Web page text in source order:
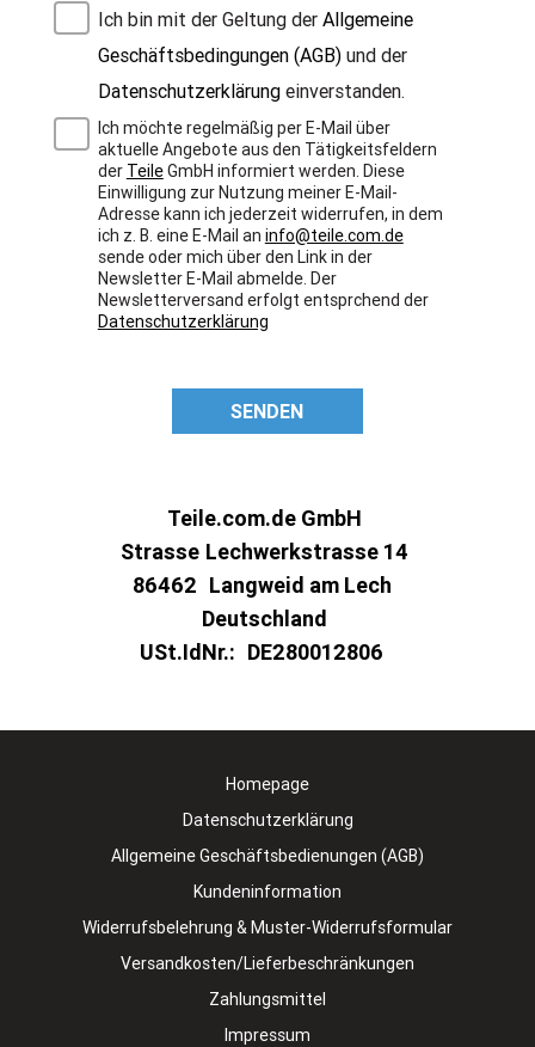
Ich bin mit der Geltung der Allgemeine
Geschäftsbedingungen (AGB)und der
Datenschutzerklärungeinverstanden.
Ich möchte regelmäßig per E-Mail über
aktuelle Angebote aus den Tätigkeitsfeldern
der TeileGmbH informiert werden. Diese
Einwilligung zur Nutzung meiner E-Mail-
Adresse kann ich jederzeit widerrufen, in dem
ich z. B. eine E-Mail an info@teile.com.de
sende oder mich über den Link in der
Newsletter E-Mail abmelde. Der
Newsletterversand erfolgt entsprchend der
Datenschutzerklärung
SENDEN
Teile.com.de GmbH
Strasse Lechwerkstrasse 14
86462 Langweid am Lech
Deutschland
USt.IdNr.: DE280012806
Homepage
Datenschutzerklärung
Allgemeine Geschäftsbedienungen (AGB)
Kundeninformation
Widerrufsbelehrung & Muster-Widerrufsformular
Versandkosten/Lieferbeschränkungen
Zahlungsmittel
Impressum